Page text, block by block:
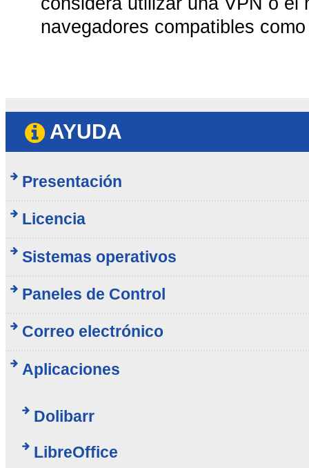
navegadores compatibles
AYUDA
Presentación
Licencia
Sistemas operativos
Paneles de Control
Correo electrónico
Aplicaciones
Dolibarr
LibreOffice